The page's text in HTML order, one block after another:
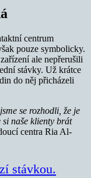
centrum
pouze symbolicky.
ale nepřerušili
stávky. Už krátce
do něj přicházeli
se rozhodli, že je
si naše klienty brát
centra Ria Al-
stávkou.